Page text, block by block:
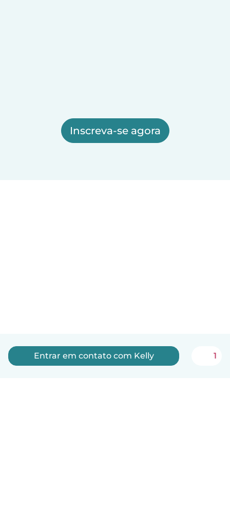
Inscreva-se agora
Entrar em contato com Kelly 1